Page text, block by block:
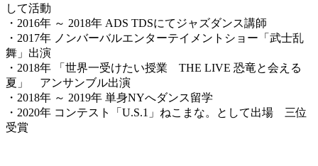
して活動
・2016年 ～ 2018年 ADS TDSにてジャズダンス講師
・2017年 ノンバーバルエンターテイメントショー「武士乱
舞」出演
・2018年 「世界一受けたい授業 THE LIVE 恐竜と会える
夏」 アンサンブル出演
・2018年 ～ 2019年 単身NYへダンス留学
・2020年 コンテスト「U.S.1」ねこまな。として出場 三位
受賞